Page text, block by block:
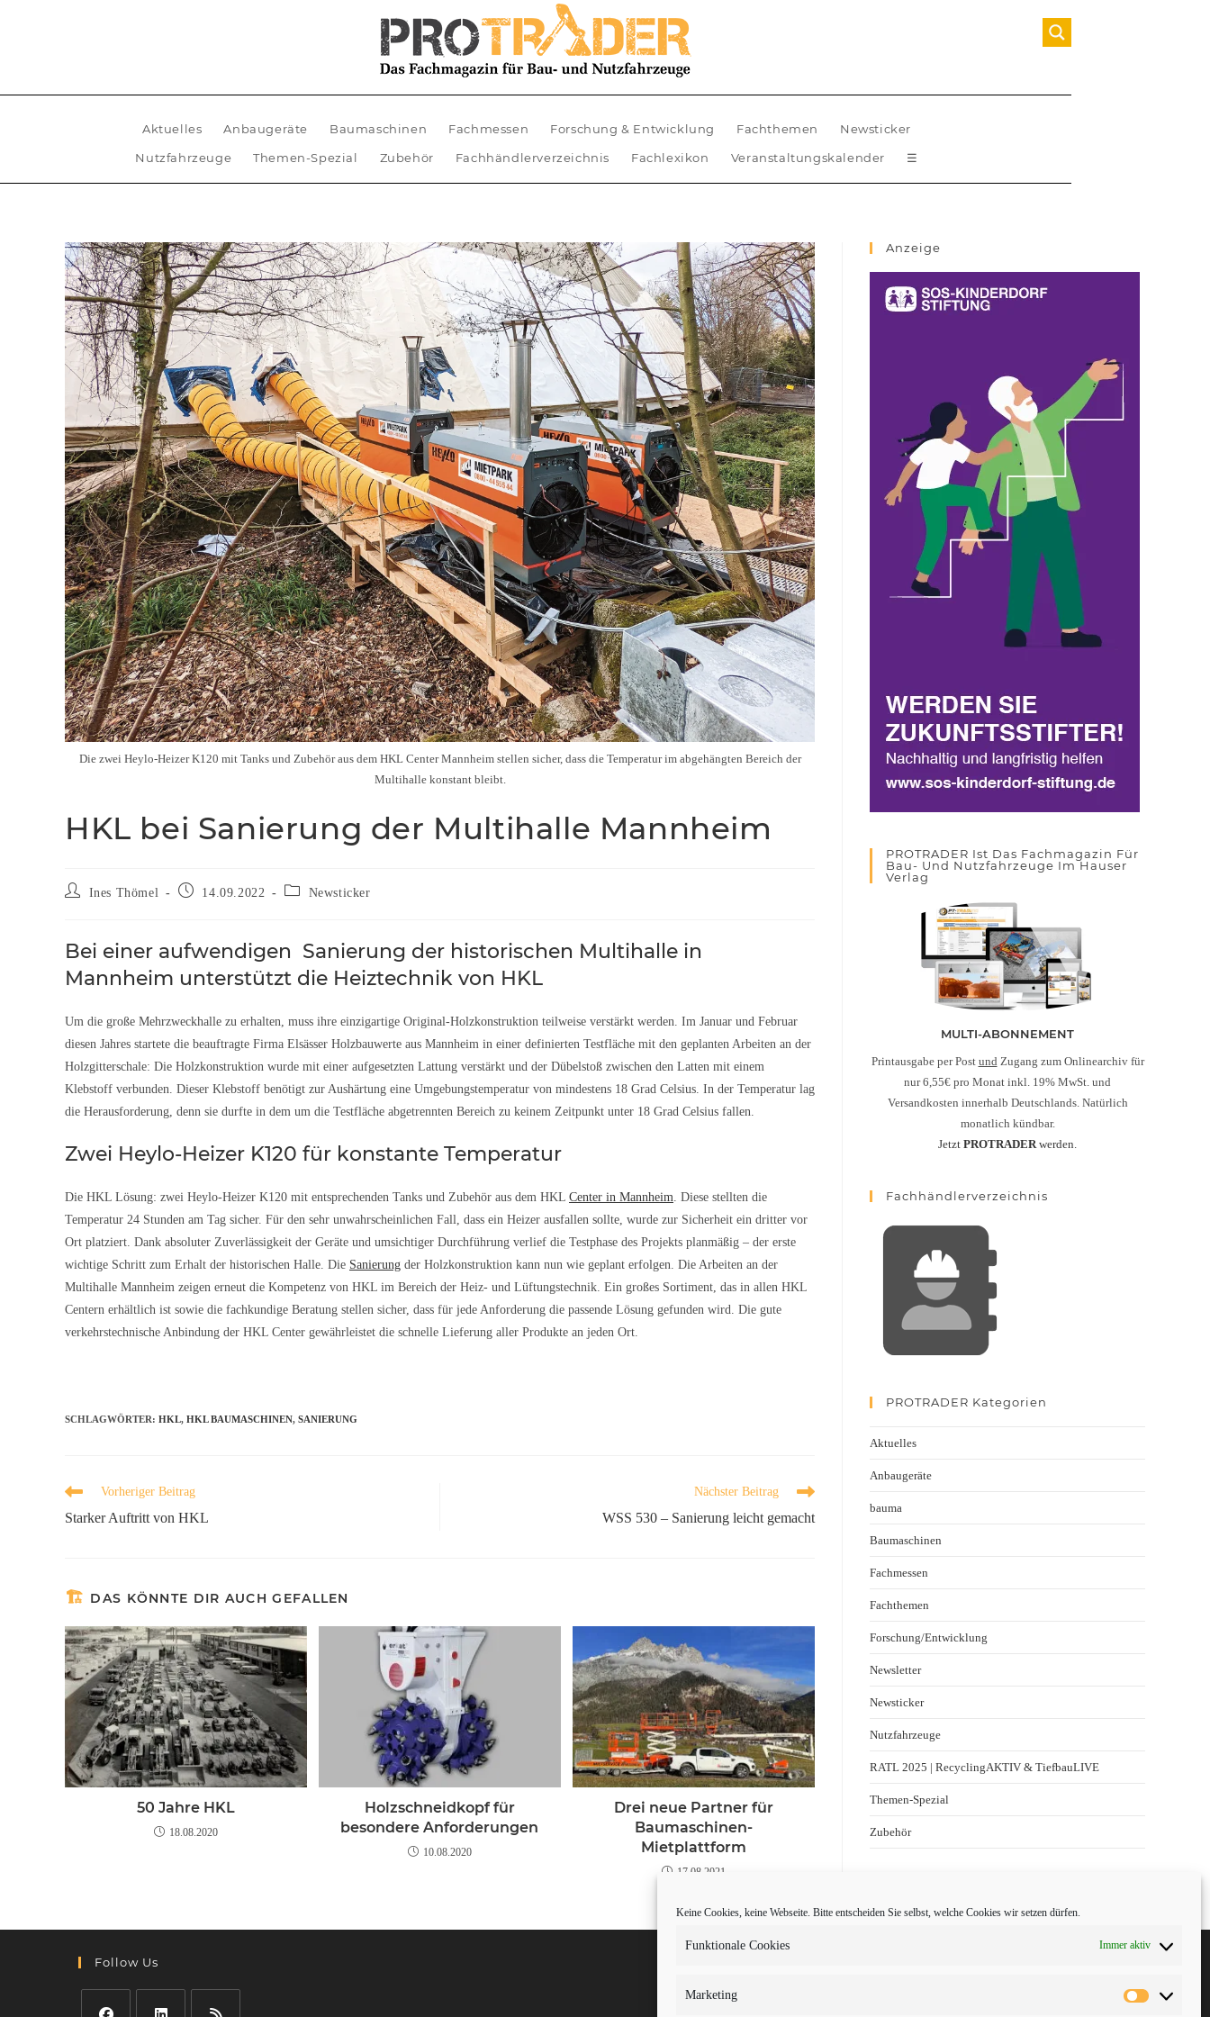
Keine Cookies, keine Webseite. Bitte entscheiden Sie selbst, welche Cookies wir setzen dürfen.
Funktionale Cookies Immer aktiv
Marketing
Aktuelles Anbaugeräte Baumaschinen Fachmessen Forschung & Entwicklung Fachthemen
Newsticker
Nutzfahrzeuge
Themen-Spezial Zubehör Fachhändlerverzeichnis Fachlexikon Veranstaltungskalender ☰
Die zwei Heylo-Heizer K120 mit Tanks und Zubehör aus dem HKL Center Mannheim stellen sicher, dass die Temperatur im abgehängten Bereich der
Multihalle konstant bleibt.
HKL bei Sanierung der Multihalle Mannheim
Ines Thömel 14.09.2022 Newsticker
Bei einer aufwendigen Sanierung der historischen Multihalle in
Mannheim unterstützt die Heiztechnik von HKL
Um die große Mehrzweckhalle zu erhalten, muss ihre einzigartige Original-Holzkonstruktion teilweise verstärkt werden. Im Januar und Februar
diesen Jahres startete die beauftragte Firma Elsässer Holzbauwerte aus Mannheim in einer definierten Testfläche mit den geplanten Arbeiten an der
Holzgitterschale: Die Holzkonstruktion wurde mit einer aufgesetzten Lattung verstärkt und der Dübelstoß zwischen den Latten mit einem
Klebstoff verbunden. Dieser Klebstoff benötigt zur Aushärtung eine Umgebungstemperatur von mindestens 18 Grad Celsius. In der Temperatur lag
die Herausforderung, denn sie durfte in dem um die Testfläche abgetrennten Bereich zu keinem Zeitpunkt unter 18 Grad Celsius fallen.
Zwei Heylo-Heizer K120 für konstante Temperatur
Die HKL Lösung: zwei Heylo-Heizer K120 mit entsprechenden Tanks und Zubehör aus dem HKL Center in Mannheim . Diese stellten die
Temperatur 24 Stunden am Tag sicher. Für den sehr unwahrscheinlichen Fall, dass ein Heizer ausfallen sollte, wurde zur Sicherheit ein dritter vor
Ort platziert. Dank absoluter Zuverlässigkeit der Geräte und umsichtiger Durchführung verlief die Testphase des Projekts planmäßig – der erste
wichtige Schritt zum Erhalt der historischen Halle. Die Sanierung der Holzkonstruktion kann nun wie geplant erfolgen. Die Arbeiten an der
Multihalle Mannheim zeigen erneut die Kompetenz von HKL im Bereich der Heiz- und Lüftungstechnik. Ein großes Sortiment, das in allen HKL
Centern erhältlich ist sowie die fachkundige Beratung stellen sicher, dass für jede Anforderung die passende Lösung gefunden wird. Die gute
verkehrstechnische Anbindung der HKL Center gewährleistet die schnelle Lieferung aller Produkte an jeden Ort.
SCHLAGWÖRTER: HKL, HKL BAUMASCHINEN, SANIERUNG
Vorheriger Beitrag
Starker Auftritt von HKL
Nächster Beitrag
WSS 530 – Sanierung leicht gemacht
DAS KÖNNTE DIR AUCH GEFALLEN
50 Jahre HKL
18.08.2020
Holzschneidkopf für
besondere Anforderungen
10.08.2020
Drei neue Partner für
Baumaschinen-
Mietplattform
17.08.2021
Anzeige
PROTRADER Ist Das Fachmagazin Für
Bau- Und Nutzfahrzeuge Im Hauser
Verlag
MULTI-ABONNEMENT
Printausgabe per Post und Zugang zum Onlinearchiv für
nur 6,55€ pro Monat inkl. 19% MwSt. und
Versandkosten innerhalb Deutschlands. Natürlich
monatlich kündbar.
Jetzt PROTRADERwerden.
Fachhändlerverzeichnis
PROTRADER Kategorien
Aktuelles
Anbaugeräte
bauma
Baumaschinen
Fachmessen
Fachthemen
Forschung/Entwicklung
Newsletter
Newsticker
Nutzfahrzeuge
RATL 2025 | RecyclingAKTIV & TiefbauLIVE
Themen-Spezial
Zubehör
Follow Us